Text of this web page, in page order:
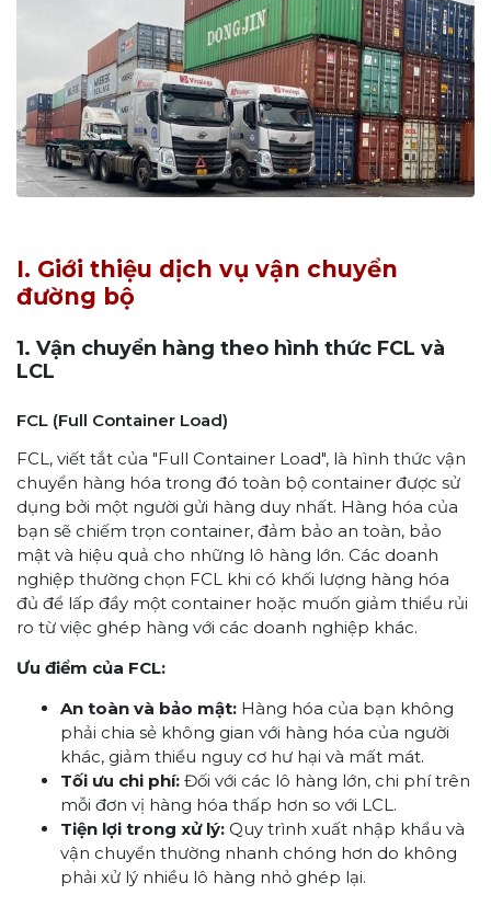
I. Giới thiệu dịch vụ vận chuyển
đường bộ
1. Vận chuyển hàng theo hình thức FCL và
LCL
FCL (Full Container Load)
FCL, viết tắt của "Full Container Load", là hình thức vận
chuyển hàng hóa trong đó toàn bộ container được sử
dụng bởi một người gửi hàng duy nhất. Hàng hóa của
bạn sẽ chiếm trọn container, đảm bảo an toàn, bảo
mật và hiệu quả cho những lô hàng lớn. Các doanh
nghiệp thường chọn FCL khi có khối lượng hàng hóa
đủ để lấp đầy một container hoặc muốn giảm thiểu rủi
ro từ việc ghép hàng với các doanh nghiệp khác.
Ưu điểm của FCL:
An toàn và bảo mật: Hàng hóa của bạn không
phải chia sẻ không gian với hàng hóa của người
khác, giảm thiểu nguy cơ hư hại và mất mát.
Tối ưu chi phí: Đối với các lô hàng lớn, chi phí trên
mỗi đơn vị hàng hóa thấp hơn so với LCL.
Tiện lợi trong xử lý: Quy trình xuất nhập khẩu và
vận chuyển thường nhanh chóng hơn do không
phải xử lý nhiều lô hàng nhỏ ghép lại.